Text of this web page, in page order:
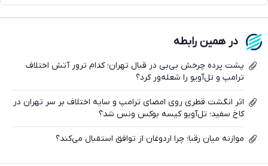
واتساپ
در همین رابطه
پشت پرده چرخش بی‌بی در قبال تهران؛ کدام ترور آتش اختلاف
ترامپ و تل‌آویو را شعله‌ور کرد؟
اثر انگشت قطری روی امضای ترامپ و سایه اختلاف بر سر تهران در
کاخ سفید؛ تل‌آویو کیسه بوکس ونس شد؟
موازنه میان رقبا؛ چرا اردوغان از توافق استقبال می‌کند؟